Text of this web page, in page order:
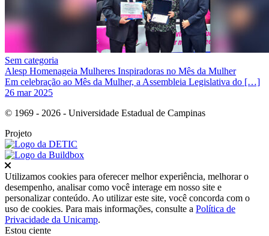
Sem categoria
Alesp Homenageia Mulheres Inspiradoras no Mês da Mulher
Em celebração ao Mês da Mulher, a Assembleia Legislativa do […]
26 mar 2025
© 1969 - 2026 - Universidade Estadual de Campinas
Projeto
Fechar
Utilizamos cookies para oferecer melhor experiência, melhorar o
desempenho, analisar como você interage em nosso site e
personalizar conteúdo. Ao utilizar este site, você concorda com o
uso de cookies. Para mais informações, consulte a Política de
Privacidade da Unicamp.
Estou ciente